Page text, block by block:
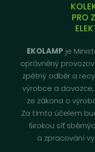
PRO
EKOLAMP je
oprávněný
zpětný odběr a
výrobce a
ze zákona o
Za tímto účelem
širokou síť
a zpracování